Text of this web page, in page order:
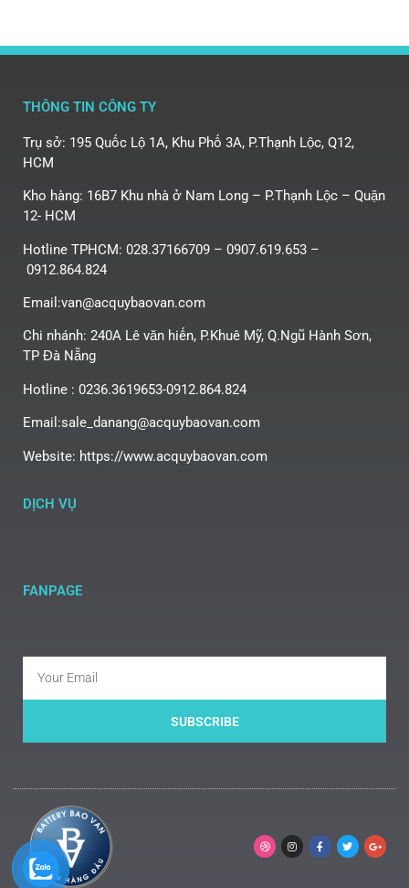
THÔNG TIN CÔNG TY
Trụ sở: 195 Quốc Lộ 1A, Khu Phố 3A, P.Thạnh Lộc, Q12,
HCM
Kho hàng: 16B7 Khu nhà ở Nam Long – P.Thạnh Lộc – Quận
12- HCM
Hotline TPHCM: 028.37166709 – 0907.619.653 –
0912.864.824
Email:van@acquybaovan.com
Chi nhánh: 240A Lê văn hiến, P.Khuê Mỹ, Q.Ngũ Hành Sơn,
TP Đà Nẵng
Hotline : 0236.3619653-0912.864.824
Email:sale_danang@acquybaovan.com
Website: https://www.acquybaovan.com
DỊCH VỤ
FANPAGE
SUBSCRIBE